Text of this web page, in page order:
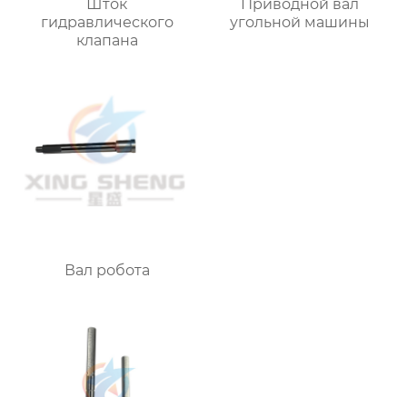
Шток
гидравлического
клапана
Приводной вал
угольной машины
Вал робота